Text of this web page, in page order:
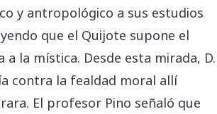
y antropológico a sus estudios
que el Quijote supone el
a la mística. Desde esta mirada, D.
contra la fealdad moral allí
El profesor Pino señaló que